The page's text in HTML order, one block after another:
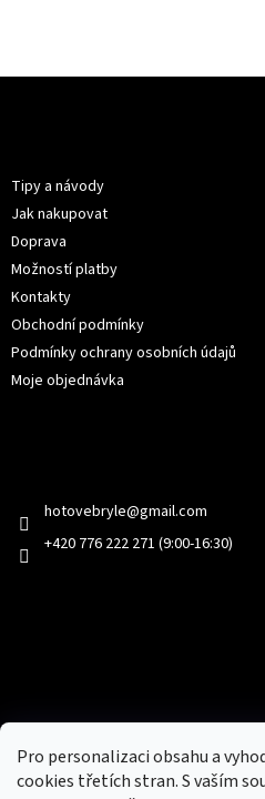
Pro personalizaci obsahu a
cookies třetích stran. S vaším
Tipy a návody
Jak nakupovat
Doprava
Možností platby
Kontakty
Obchodní podmínky
Podmínky ochrany osobních údajů
Moje objednávka
hotovebryle@gmail.com
+420 776 222 271 (9:00-16:30)